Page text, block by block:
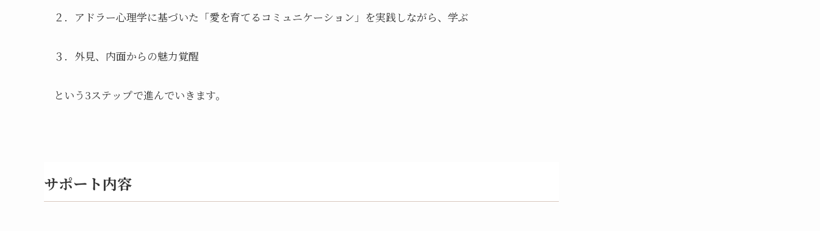
２．アドラー心理学に基づいた「愛を育てるコミュニケーション」を実践しながら、学ぶ
３．外見、内面からの魅力覚醒
という3ステップで進んでいきます。
サポート内容